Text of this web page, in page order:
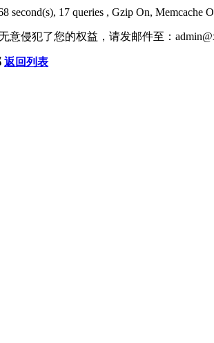
second(s), 17 queries , Gzip On, Memcache
意侵犯了您的权益，请发邮件至：
返回列表